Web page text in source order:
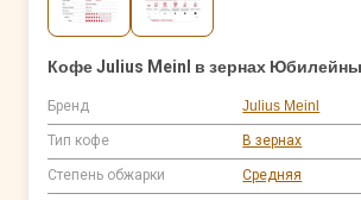
Кофе Julius Meinl в зернах
Бренд Julius Meinl
Тип кофе В зернах
Степень обжарки Средняя